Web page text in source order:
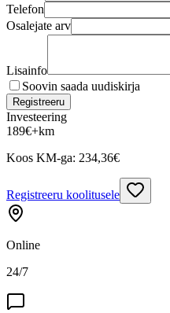
Telefon
Osalejate arv
Lisainfo
Soovin saada uudiskirja
Registreeru
Investeering
189€+km
Koos KM-ga: 234,36€
Registreeru koolitusele
Online
24/7